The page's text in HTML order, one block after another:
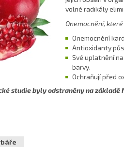
volné radikály
Onemocnění,
Onemocnění
Antioxidanty
Své uplatnění
barvy.
Ochraňují před
studie byly odstraněny na základě